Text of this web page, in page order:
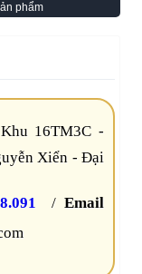
phẩm
16TM3C -
Xiển - Đại
/Email